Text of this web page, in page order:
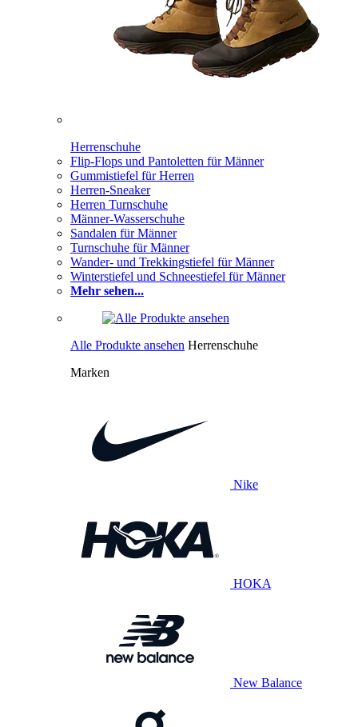
Herrenschuhe
Flip-Flops und Pantoletten für Männer
Gummistiefel für Herren
Herren-Sneaker
Herren Turnschuhe
Männer-Wasserschuhe
Sandalen für Männer
Turnschuhe für Männer
Wander- und Trekkingstiefel für Männer
Winterstiefel und Schneestiefel für Männer
Mehr sehen...
Alle Produkte ansehen Herrenschuhe
Marken
Nike
HOKA
New Balance